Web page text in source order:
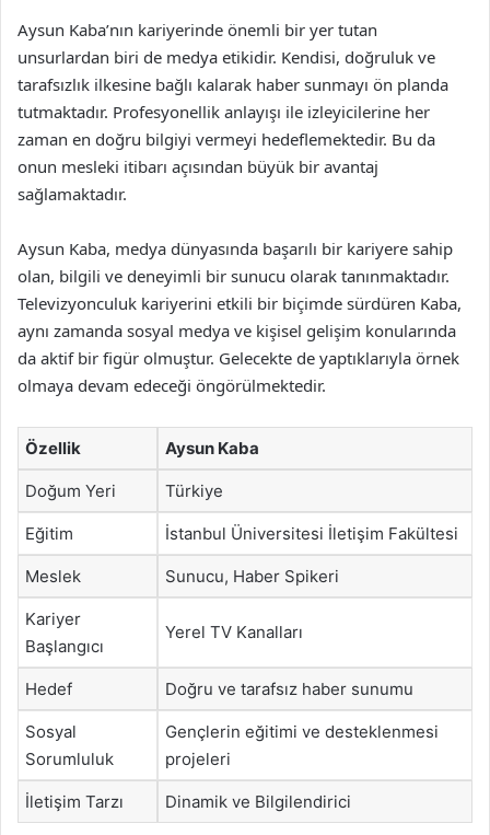
Aysun Kaba’nın kariyerinde önemli bir yer tutan
unsurlardan biri de medya etikidir. Kendisi, doğruluk ve
tarafsızlık ilkesine bağlı kalarak haber sunmayı ön planda
tutmaktadır. Profesyonellik anlayışı ile izleyicilerine her
zaman en doğru bilgiyi vermeyi hedeflemektedir. Bu da
onun mesleki itibarı açısından büyük bir avantaj
sağlamaktadır.
Aysun Kaba, medya dünyasında başarılı bir kariyere sahip
olan, bilgili ve deneyimli bir sunucu olarak tanınmaktadır.
Televizyonculuk kariyerini etkili bir biçimde sürdüren Kaba,
aynı zamanda sosyal medya ve kişisel gelişim konularında
da aktif bir figür olmuştur. Gelecekte de yaptıklarıyla örnek
olmaya devam edeceği öngörülmektedir.
Özellik Aysun Kaba
Doğum Yeri Türkiye
Eğitim İstanbul Üniversitesi İletişim Fakültesi
Meslek Sunucu, Haber Spikeri
Kariyer
Başlangıcı
Yerel TV Kanalları
Hedef Doğru ve tarafsız haber sunumu
Sosyal
Sorumluluk
Gençlerin eğitimi ve desteklenmesi
projeleri
İletişim Tarzı Dinamik ve Bilgilendirici